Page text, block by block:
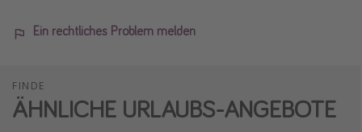
Ein rechtliches Problem melden
FINDE
ÄHNLICHE URLAUBS-ANGEBOTE